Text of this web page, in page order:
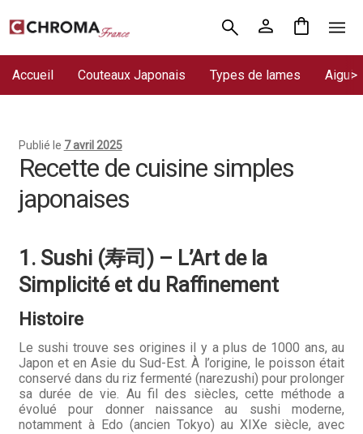
Aller
navigation
Aller
Accueil Couteaux Japonais Types de lames
Chroma France
Commande
Conditions Générales de Vente
Demande de devis
Expédition le jour même
Frais de port
Hall of Fame
Bocuse d’Or
Publié le 7 avril 2025
Recette de cuisine simples
japonaises
1. Sushi (寿司) – L’Art de la
Simplicité et du Raffinement
Histoire
Le sushi trouve ses origines il y a plus de 1000 ans, au
Japon et en Asie du Sud-Est. À l’origine, le poisson était
conservé dans du riz fermenté (narezushi) pour prolonger
sa durée de vie. Au fil des siècles, cette méthode a
évolué pour donner naissance au sushi moderne,
notamment à Edo (ancien Tokyo) au XIXe siècle, avec